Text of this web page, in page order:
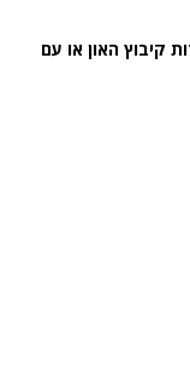
קיבוץ האון או עם